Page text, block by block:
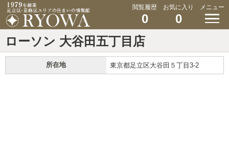
閲覧履歴
0
お気に入り
0
メニュー
ローソン 大谷田五丁目店
所在地 東京都足立区大谷田５丁目3-2